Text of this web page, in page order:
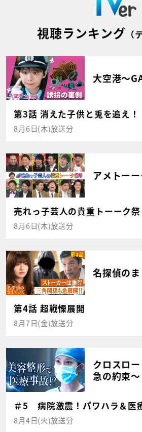
視聴ランキング （
大空港～
第3話 消えた子供と兎を追え！
8月6日(木)放送分
アメトーー
売れっ子芸人の貴重トーーク
8月6日(木)放送分
名探偵の
第4話 超戦慄展開
8月7日(金)放送分
クロスロ
急の約束～
＃5 病院激震！パワハラ＆医
8月4日(火)放送分